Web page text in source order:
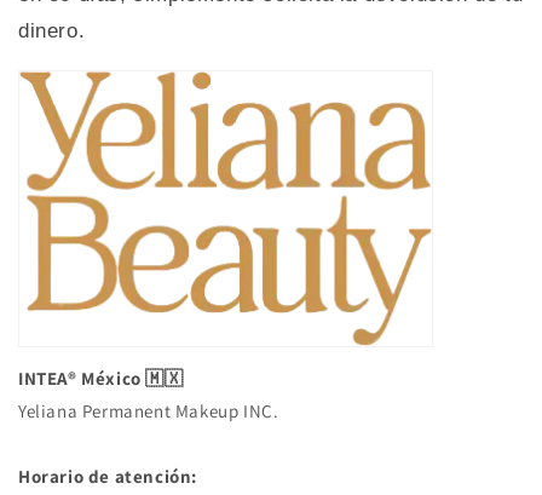
dinero.
INTEA® México 🇲🇽
Yeliana Permanent Makeup INC.
Horario de atención: